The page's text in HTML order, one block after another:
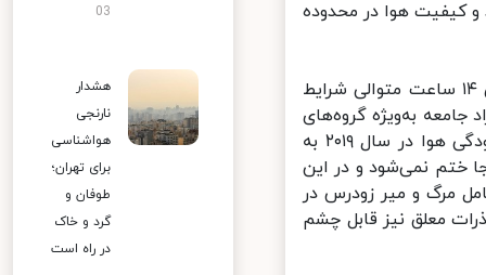
بودند و کیفیت هوا در محدوده
احدی با تاکید بر جدی بود این موضوع گفت: هوای تهران در روز جمعه برای ۱۴ ساعت متوالی شرایط
به‌ویژه گروه‌های
حساس تحت تاثیر این پدیده قرار گیرند این اتفاق در حالی رخ داد که آلودگی هوا در سال ۲۰۱۹ به
ختم نمی‌شود و در این
مرگ و میر زودرس در
معلق نیز قابل چشم
03
هشدار
نارنجی
هواشناسی
برای تهران؛
طوفان و
گرد و خاک
در راه است